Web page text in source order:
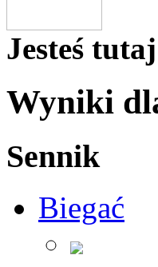
Jesteś
Wyniki
Sennik
Biegać